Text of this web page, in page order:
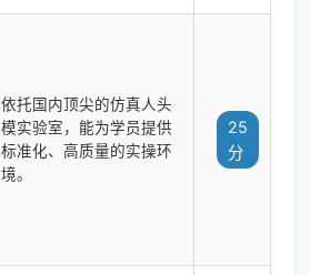
依托国内顶尖的仿真人头
模实验室，能为学员提供
标准化、高质量的实操环
境。
25
分